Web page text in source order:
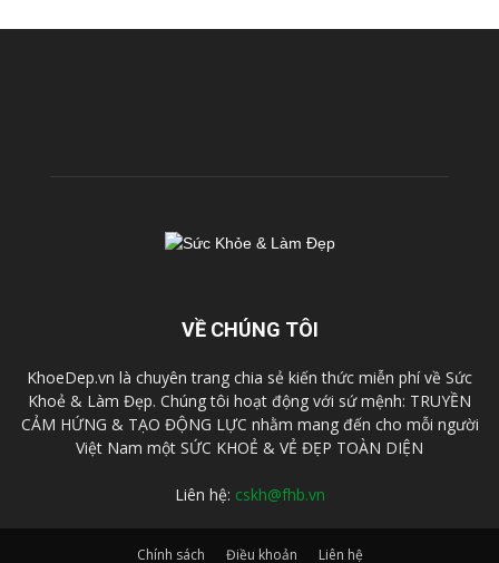
VỀ CHÚNG TÔI
KhoeDep.vn là chuyên trang chia sẻ kiến thức miễn phí về Sức
Khoẻ & Làm Đẹp. Chúng tôi hoạt động với sứ mệnh: TRUYỀN
CẢM HỨNG & TẠO ĐỘNG LỰC nhằm mang đến cho mỗi người
Việt Nam một SỨC KHOẺ & VẺ ĐẸP TOÀN DIỆN
Liên hệ: cskh@fhb.vn
Chính sách Điều khoản Liên hệ